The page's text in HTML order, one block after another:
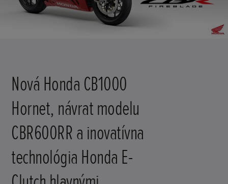
Nová Honda CB1000
Hornet, návrat modelu
CBR600RR a inovatívna
technológia Honda E-